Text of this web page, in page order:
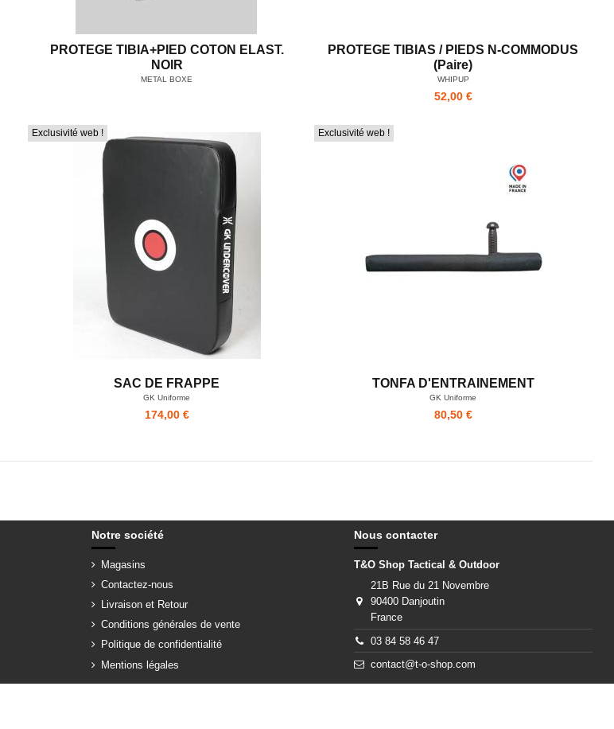
PROTEGE TIBIA+PIED COTON ELAST.
NOIR
METAL BOXE
PROTEGE TIBIAS / PIEDS N-COMMODUS
(Paire)
WHIPUP
52,00 €
Exclusivité web !
SAC DE FRAPPE
GK Uniforme
174,00 €
Exclusivité web !
TONFA D'ENTRAINEMENT
GK Uniforme
80,50 €
Notre société
Magasins
Contactez-nous
Livraison et Retour
Conditions générales de vente
Politique de confidentialité
Mentions légales
Nous contacter
T&O Shop Tactical & Outdoor
21B Rue du 21 Novembre
90400 Danjoutin
France
03 84 58 46 47
contact@t-o-shop.com